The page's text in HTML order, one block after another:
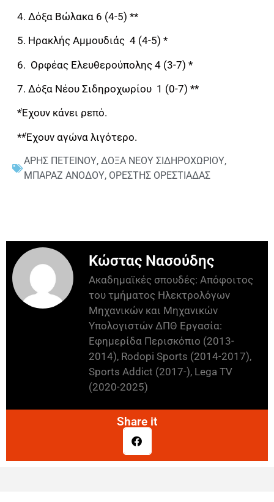
4. Δόξα Βώλακα 6 (4-5) **
5. Ηρακλής Αμμουδιάς 4 (4-5) *
6. Ορφέας Ελευθερούπολης 4 (3-7) *
7. Δόξα Νέου Σιδηροχωρίου 1 (0-7) **
*Έχουν κάνει ρεπό.
**Έχουν αγώνα λιγότερο.
ΑΡΗΣ ΠΕΤΕΙΝΟΥ, ΔΟΞΑ ΝΕΟΥ ΣΙΔΗΡΟΧΩΡΙΟΥ,
ΜΠΑΡΑΖ ΑΝΟΔΟΥ, ΟΡΕΣΤΗΣ ΟΡΕΣΤΙΑΔΑΣ
Κώστας Νασούδης
Ακαδημαϊκές σπουδές: Απόφοιτος
του τμήματος Ηλεκτρολόγων
Μηχανικών και Μηχανικών
Υπολογιστών ΔΠΘ Εργασία:
Εφημερίδα Περισκόπιο (2013-
2014), Rodopi Sports (2014-2017),
Sports Addict (2017-), Lega TV
(2020-2025)
Share it